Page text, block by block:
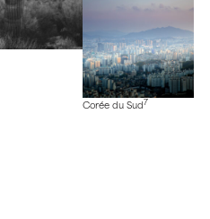
Corée du Sud 7